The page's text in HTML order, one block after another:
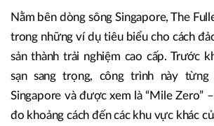
Nằm bên dòng sông Singapore, The
trong những ví dụ tiêu biểu cho cách
sản thành trải nghiệm cao cấp. Trước
sạn sang trọng, công trình này
Singapore và được xem là “Mile Zero”
đo khoảng cách đến các khu vực khác